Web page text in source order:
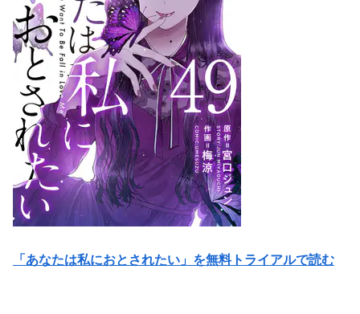
「あなたは私におとされたい」を無料トライアルで読む